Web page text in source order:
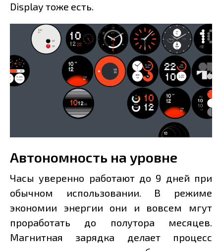
Display тоже есть.
Автономность на уровне
Часы уверенно работают до 9 дней при
обычном использовании. В режиме
экономии энергии они и вовсем мгут
проработать до полутора месяцев.
Магнитная зарядка делает процесс